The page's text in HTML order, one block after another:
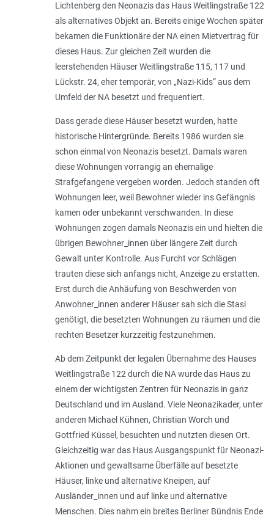
Lichtenberg den Neonazis das Haus Weitlingstraße 122
als alternatives Objekt an. Bereits einige Wochen später
bekamen die Funktionäre der NA einen Mietvertrag für
dieses Haus. Zur gleichen Zeit wurden die
leerstehenden Häuser Weitlingstraße 115, 117 und
Lückstr. 24, eher temporär, von „Nazi-Kids“ aus dem
Umfeld der NA besetzt und frequentiert.
Dass gerade diese Häuser besetzt wurden, hatte
historische Hintergründe. Bereits 1986 wurden sie
schon einmal von Neonazis besetzt. Damals waren
diese Wohnungen vorrangig an ehemalige
Strafgefangene vergeben worden. Jedoch standen oft
Wohnungen leer, weil Bewohner wieder ins Gefängnis
kamen oder unbekannt verschwanden. In diese
Wohnungen zogen damals Neonazis ein und hielten die
übrigen Bewohner_innen über längere Zeit durch
Gewalt unter Kontrolle. Aus Furcht vor Schlägen
trauten diese sich anfangs nicht, Anzeige zu erstatten.
Erst durch die Anhäufung von Beschwerden von
Anwohner_innen anderer Häuser sah sich die Stasi
genötigt, die besetzten Wohnungen zu räumen und die
rechten Besetzer kurzzeitig festzunehmen.
Ab dem Zeitpunkt der legalen Übernahme des Hauses
Weitlingstraße 122 durch die NA wurde das Haus zu
einem der wichtigsten Zentren für Neonazis in ganz
Deutschland und im Ausland. Viele Neonazikader, unter
anderen Michael Kühnen, Christian Worch und
Gottfried Küssel, besuchten und nutzten diesen Ort.
Gleichzeitig war das Haus Ausgangspunkt für Neonazi-
Aktionen und gewaltsame Überfälle auf besetzte
Häuser, linke und alternative Kneipen, auf
Ausländer_innen und auf linke und alternative
Menschen. Dies nahm ein breites Berliner Bündnis Ende